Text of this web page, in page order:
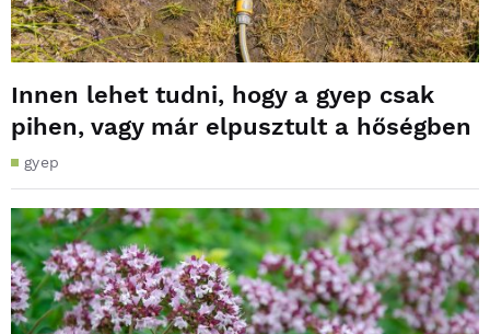
Innen lehet tudni, hogy a gyep csak
pihen, vagy már elpusztult a hőségben
gyep